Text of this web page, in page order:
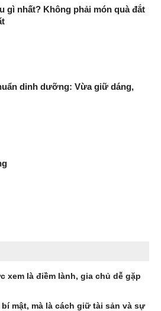
nhất? Không phải món quà đắt
dinh dưỡng: Vừa giữ dáng,
xem là điềm lành, gia chủ dễ gặp
mật, mà là cách giữ tài sản và sự